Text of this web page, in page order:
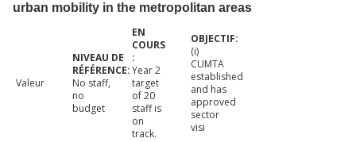
urban mobility in the metropolitan areas
Valeur
No staff,
no
budget
Year 2
target
of 20
staff is
on
track.
(i)
CUMTA
established
and has
approved
sector
visi